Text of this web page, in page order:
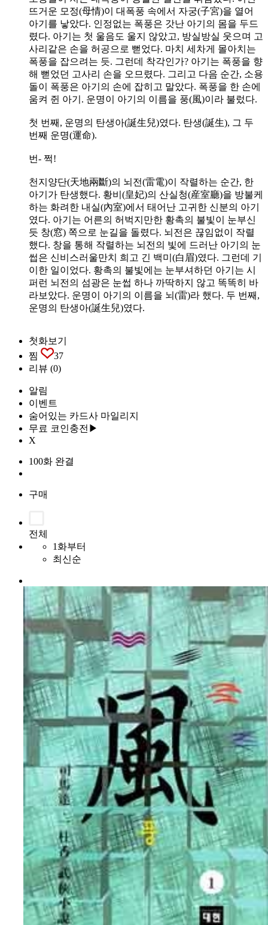
뜨거운 모정(母情)이 대폭풍 속에서 자궁(子宮)을 열어
아기를 낳았다. 인정없는 폭풍은 갓난 아기의 몸을 두드
렸다. 아기는 첫 울음도 울지 않았고, 방실방실 웃으며 고
사리같은 손을 허공으로 뻗었다. 마치 세차게 몰아치는
폭풍을 잡으려는 듯. 그런데 착각인가? 아기는 폭풍을 향
해 뻗었던 고사리 손을 오므렸다. 그리고 다음 순간, 소용
돌이 폭풍은 아기의 손에 잡히고 말았다. 폭풍을 한 손에
움켜 쥔 아기. 운명이 아기의 이름을 풍(風)이라 불렀다.
첫 번째, 운명의 탄생아(誕生兒)였다. 탄생(誕生), 그 두
번째 운명(運命).
번- 쩍!
천지양단(天地兩斷)의 뇌전(雷電)이 작렬하는 순간, 한
아기가 탄생했다. 황비(皇妃)의 산실청(産室廳)을 방불케
하는 화려한 내실(內室)에서 태어난 고귀한 신분의 아기
였다. 아기는 어른의 허벅지만한 황촉의 불빛이 눈부신
듯 창(窓) 쪽으로 눈길을 돌렸다. 뇌전은 끊임없이 작렬
했다. 창을 통해 작렬하는 뇌전의 빛에 드러난 아기의 눈
썹은 신비스러울만치 희고 긴 백미(白眉)였다. 그런데 기
이한 일이었다. 황촉의 불빛에는 눈부셔하던 아기는 시
퍼런 뇌전의 섬광은 눈썹 하나 까딱하지 않고 똑똑히 바
라보았다. 운명이 아기의 이름을 뇌(雷)라 했다. 두 번째,
운명의 탄생아(誕生兒)였다.
첫화보기
찜
37
리뷰 (0)
알림
이벤트
숨어있는 카드사 마일리지
무료 코인충전▶
X
100화 완결
구매
전체
1화부터
최신순